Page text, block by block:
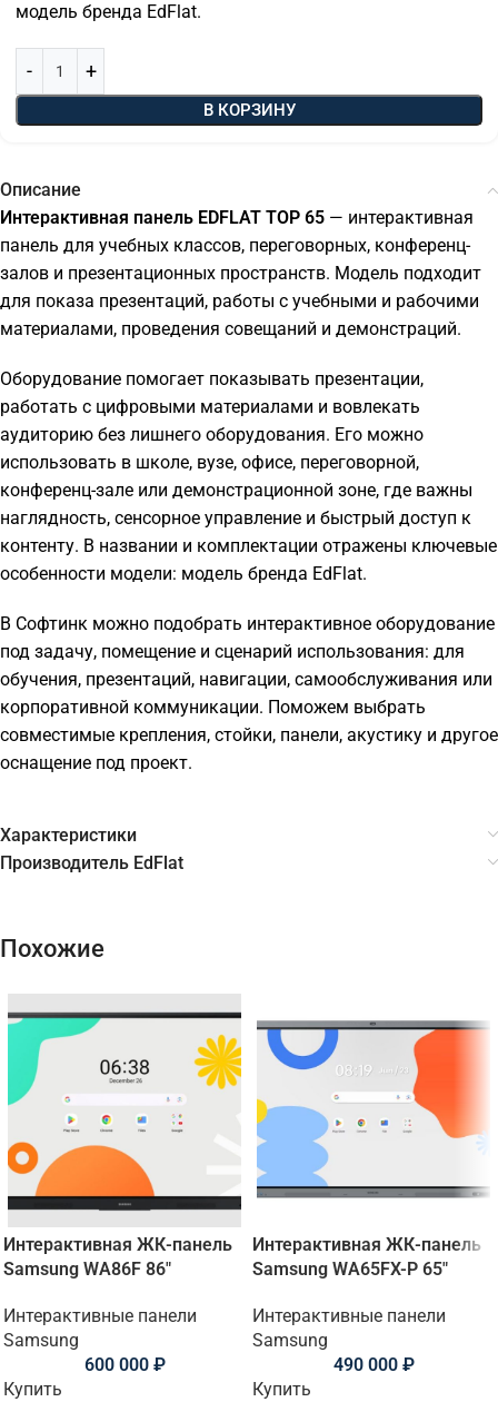
модель бренда EdFlat.
В КОРЗИНУ
Описание
Интерактивная панель EDFLAT TOP 65 — интерактивная
панель для учебных классов, переговорных, конференц-
залов и презентационных пространств. Модель подходит
для показа презентаций, работы с учебными и рабочими
материалами, проведения совещаний и демонстраций.
Оборудование помогает показывать презентации,
работать с цифровыми материалами и вовлекать
аудиторию без лишнего оборудования. Его можно
использовать в школе, вузе, офисе, переговорной,
конференц-зале или демонстрационной зоне, где важны
наглядность, сенсорное управление и быстрый доступ к
контенту. В названии и комплектации отражены ключевые
особенности модели: модель бренда EdFlat.
В Софтинк можно подобрать интерактивное оборудование
под задачу, помещение и сценарий использования: для
обучения, презентаций, навигации, самообслуживания или
корпоративной коммуникации. Поможем выбрать
совместимые крепления, стойки, панели, акустику и другое
оснащение под проект.
Характеристики
Производитель EdFlat
Похожие
Интерактивная ЖК-панель
Samsung WA86F 86"
Интерактивные панели
Samsung
600 000 ₽
Купить
Интерактивная ЖК-панель
Samsung WA65FX-P 65"
Интерактивные панели
Samsung
490 000 ₽
Купить